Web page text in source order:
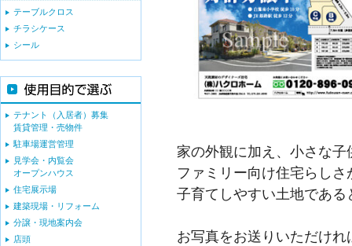
家の外観に加え、小さな
ファミリー向け住宅らし
子育てしやすい土地であ
お写真をお送りいただけれ
テーブルクロス
チラシケース
シール
テナント（入居者）募集
賃貸管理・売物件
駐車場運営管理
見学会・内覧会
オープンハウス
住宅展示場
建築現場・リフォーム
分譲・現地案内会
店頭